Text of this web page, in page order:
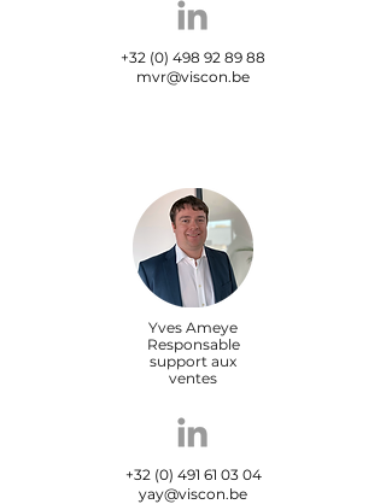
+32 (0) 498 92 89 88
mvr@viscon.be
Yves Ameye
Responsable
support aux
ventes
+32 (0) 491 61 03 04
yay@viscon.be